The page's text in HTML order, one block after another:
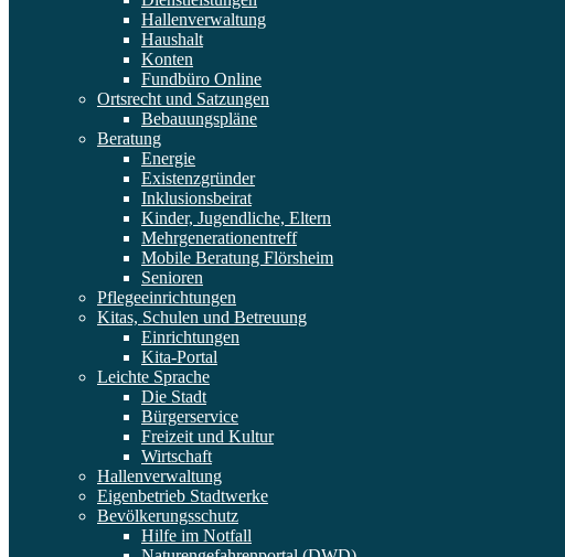
Hallenverwaltung
Haushalt
Konten
Fundbüro Online
Ortsrecht und Satzungen
Bebauungspläne
Beratung
Energie
Existenzgründer
Inklusionsbeirat
Kinder, Jugendliche, Eltern
Mehrgenerationentreff
Mobile Beratung Flörsheim
Senioren
Pflegeeinrichtungen
Kitas, Schulen und Betreuung
Einrichtungen
Kita-Portal
Leichte Sprache
Die Stadt
Bürgerservice
Freizeit und Kultur
Wirtschaft
Hallenverwaltung
Eigenbetrieb Stadtwerke
Bevölkerungsschutz
Hilfe im Notfall